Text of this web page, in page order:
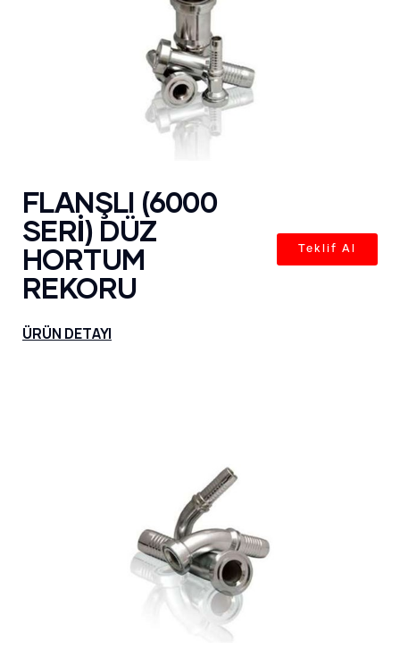
FLANŞLI (6000
SERİ) DÜZ
HORTUM
REKORU
Teklif Al
ÜRÜN DETAYI